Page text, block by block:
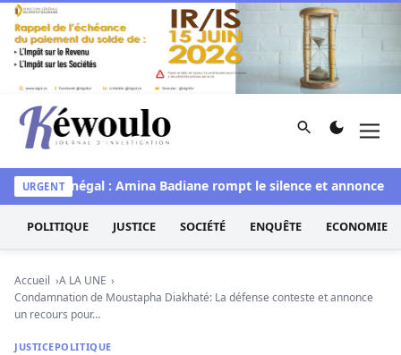
Aller au contenu
Kéwoulo, le premier site d'information et d'investigation
Rechercher
URGENT
Miss Sénégal : Amina Badiane rompt le silence et annonce
POLITIQUE JUSTICE SOCIÉTÉ ENQUÊTE ECONOMIE
Accueil
A LA UNE
Condamnation de Moustapha Diakhaté: La défense conteste et annonce
un recours pour…
JUSTICEPOLITIQUE